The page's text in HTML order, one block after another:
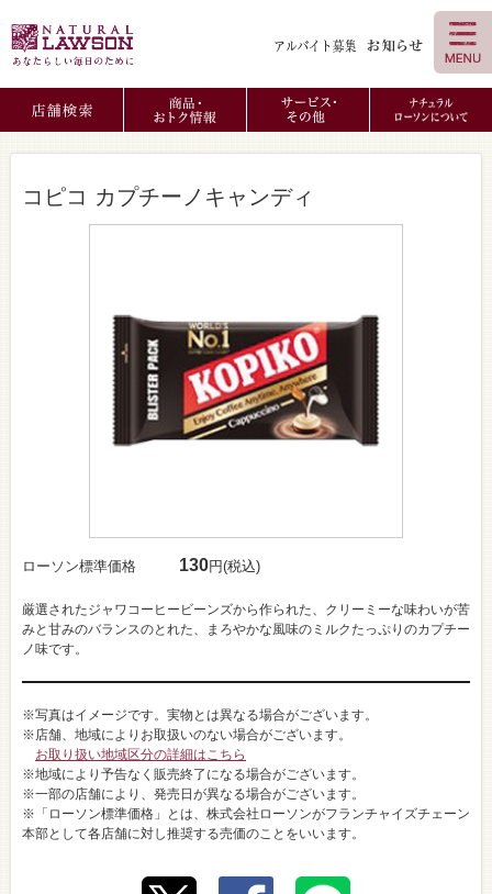
コピコ カプチーノキャンディ
ローソン標準価格 130円(税込)
厳選されたジャワコーヒービーンズから作られた、クリーミーな味わいが苦
みと甘みのバランスのとれた、まろやかな風味のミルクたっぷりのカプチー
ノ味です。
※写真はイメージです。実物とは異なる場合がございます。
※店舗、地域によりお取扱いのない場合がございます。
お取り扱い地域区分の詳細はこちら
※地域により予告なく販売終了になる場合がございます。
※一部の店舗により、発売日が異なる場合がございます。
※「ローソン標準価格」とは、株式会社ローソンがフランチャイズチェーン
本部として各店舗に対し推奨する売価のことをいいます。